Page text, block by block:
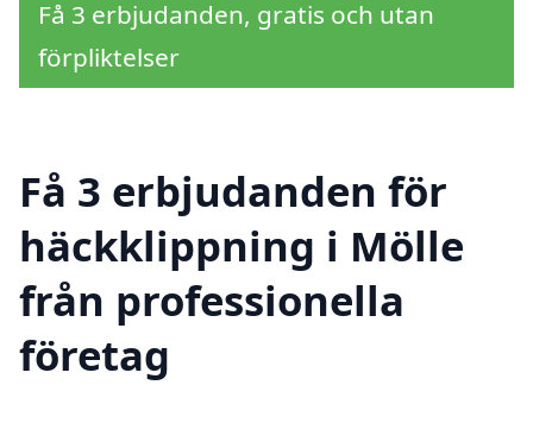
Få 3 erbjudanden, gratis och utan
förpliktelser
Få 3 erbjudanden för
häckklippning i Mölle
från professionella
företag